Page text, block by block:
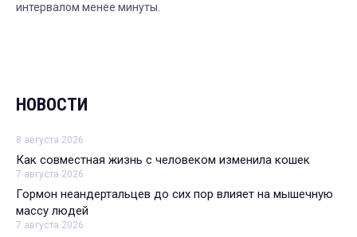
интервалом менее минуты.
НОВОСТИ
8 августа 2026
Как совместная жизнь с человеком изменила кошек
7 августа 2026
Гормон неандертальцев до сих пор влияет на мышечную
массу людей
7 августа 2026